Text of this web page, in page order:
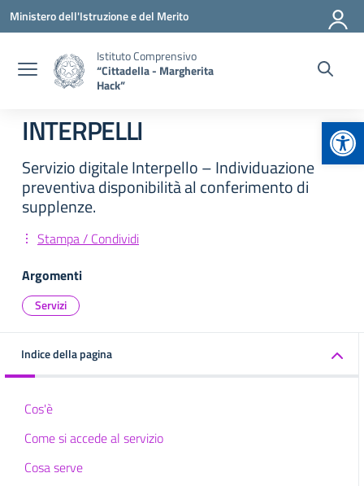
Vai ai contenuti
Vai al menu di navigazione
Vai al footer
Ministero dell'Istruzione e del Merito
Istituto Comprensivo
“Cittadella - Margherita
Hack”
INTERPELLI
Servizio digitale Interpello – Individuazione
preventiva disponibilità al conferimento di
supplenze.
Stampa / Condividi
Argomenti
Servizi
Indice della pagina
Cos'è
Come si accede al servizio
Cosa serve